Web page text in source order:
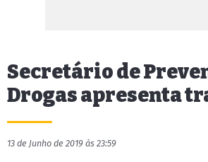
Secretário de
Drogas apresenta
13 de Junho de 2019 às 23:59